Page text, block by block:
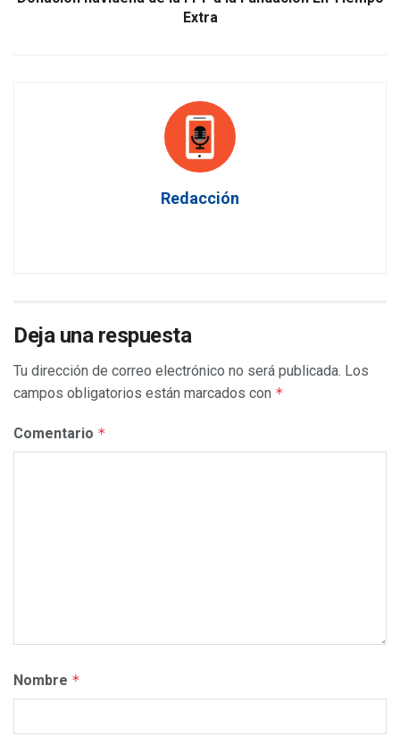
Extra
Redacción
Deja una respuesta
Tu dirección de correo electrónico no será publicada. Los
campos obligatorios están marcados con *
Comentario *
Nombre *